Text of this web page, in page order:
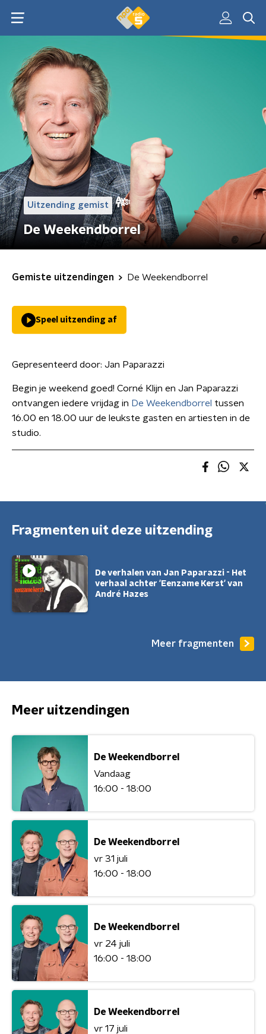
Uitzending gemist
De Weekendborrel
Gemiste uitzendingen De Weekendborrel
Speel uitzending af
Gepresenteerd door: Jan Paparazzi
Begin je weekend goed! Corné Klijn en Jan Paparazzi
ontvangen iedere vrijdag in De Weekendborrel tussen
16.00 en 18.00 uur de leukste gasten en artiesten in de
studio.
Fragmenten uit deze uitzending
De verhalen van Jan Paparazzi - Het
verhaal achter 'Eenzame Kerst' van
André Hazes
Meer fragmenten
Meer uitzendingen
De Weekendborrel
Vandaag
16:00 - 18:00
De Weekendborrel
vr 31 juli
16:00 - 18:00
De Weekendborrel
vr 24 juli
16:00 - 18:00
De Weekendborrel
vr 17 juli